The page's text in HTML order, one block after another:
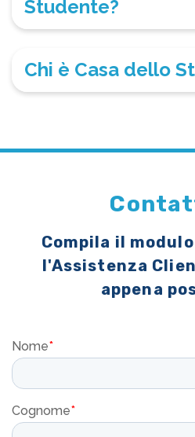
Studente?
Chi è Casa dello
Compila il
l'Assistenza
appena